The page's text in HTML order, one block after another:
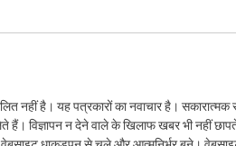
नहीं है। यह पत्रकारों का नवाचार है।
हैं। विज्ञापन न देने वाले के खिलाफ खबर भी नहीं